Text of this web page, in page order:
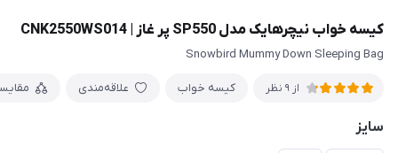
کیسه خواب نیچرهایک مدل SP550 پر غاز | CNK2550WS014
Snowbird Mummy Down Sleeping Bag
از 9 نظر کیسه خواب علاقه‌مندی
سایز